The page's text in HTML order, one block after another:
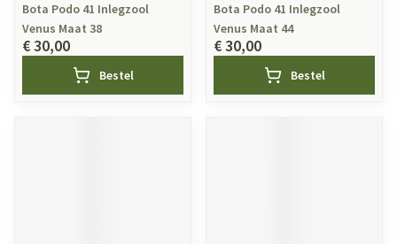
Bota Podo 41 Inlegzool
Venus Maat 38
€ 30,00
Bestel
Bota Podo 41 Inlegzool
Venus Maat 44
€ 30,00
Bestel